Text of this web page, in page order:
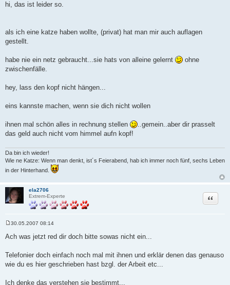
i
g
hi, das ist leider so.
als ich eine katze haben wollte, (privat) hat man mir auch auflagen
gestellt.
habe nie ein netz gebraucht...sie hats von alleine gelernt
ohne
zwischenfälle.
hey, lass den kopf nicht hängen...
eins kannste machen, wenn sie dich nicht wollen
ihnen mal schön alles in rechnung stellen
..gemein..aber dir prasselt
das geld auch nicht vom himmel aufn kopf!
Da bin ich wieder!
Wie ne Katze: Wenn man denkt, ist´s Feierabend, hab ich immer noch fünf, sechs Leben
in der Hinterhand.
ela2706
Extrem-Experte
Zitat
i
a
g
30.05.2007 08:14
Ach was jetzt red dir doch bitte sowas nicht ein...
Telefonier doch einfach noch mal mit ihnen und erklär denen das genauso
wie du es hier geschrieben hast bzgl. der Arbeit etc...
Ich denke das verstehen sie bestimmt...